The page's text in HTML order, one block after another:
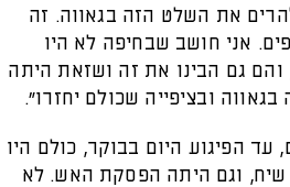
את השלט הזה בגאווה. זה
אני חושב שבחיפה לא היו
גם הבינו את זה ושזאת היתה
ובציפייה שכולם יחזרו".
עד הפיגוע היום בבוקר, כולם היו
שיח, וגם היתה הפסקת האש. לא